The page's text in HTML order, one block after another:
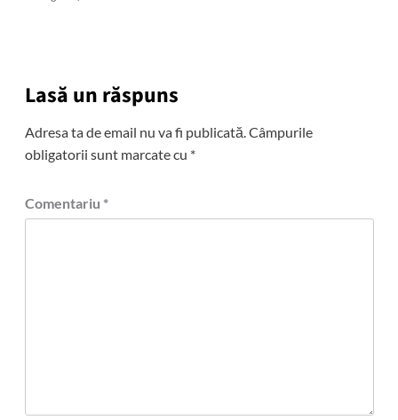
Lasă un răspuns
Adresa ta de email nu va fi publicată. Câmpurile
obligatorii sunt marcate cu *
Comentariu *